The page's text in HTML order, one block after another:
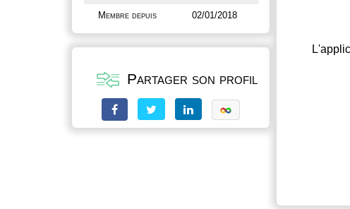
Membre depuis 02/01/2018
Partager son profil